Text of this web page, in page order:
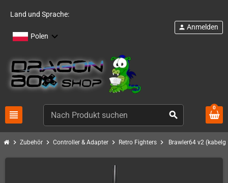
Land und Sprache:
Polen
view_headline search
person Anmelden
0
chevron_right Zubehör chevron_right Controller & Adapter chevron_right Retro Fighters chevron_right Brawler64 v2